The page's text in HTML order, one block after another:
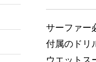
サーファー
付属のドリ